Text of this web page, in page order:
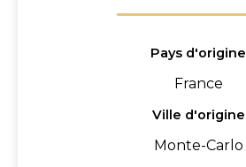
Pays d'origine
France
Ville d'origine
Monte-Carlo